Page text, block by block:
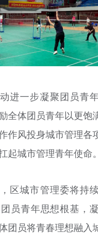
进一步凝聚团员青
全体团员青年以更饱
作风投身城市管理各
起城市管理青年使命。
区城市管理委将持
员青年思想根基，
团员将青春理想融入